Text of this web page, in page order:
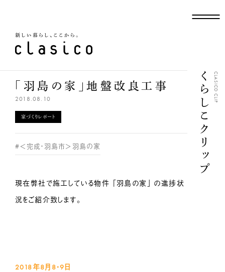
くらしこクリップCLASICO CLIP
「羽島の家」地盤改良工事
2018.08.10
家づくりレポート
#＜完成・羽島市＞羽島の家
現在弊社で施工している物件 「羽島の家」 の進捗状
況をご紹介致します。
2018年8月8・9日